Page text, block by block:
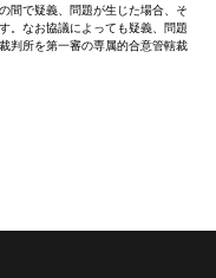
間で疑義、問題が生じた場合、そ
。なお協議によっても疑義、問題
判所を第一審の専属的合意管轄裁